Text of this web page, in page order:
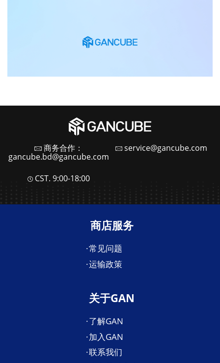
商务合作：
gancube.bd@gancube.com
service@gancube.com
CST. 9:00-18:00
商店服务
常见问题
运输政策
关于GAN
了解GAN
加入GAN
联系我们